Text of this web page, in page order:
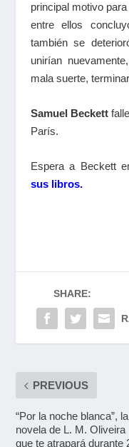
principal motivo
entre ellos
también se
unirían
mala suerte,
Samuel Beckett
París.
Espera a Beckett
sus libros.
SHARE:
PREVIOUS
“Por la noche blanca”, la
novela de L. M. Oliveira
que te atrapará durante